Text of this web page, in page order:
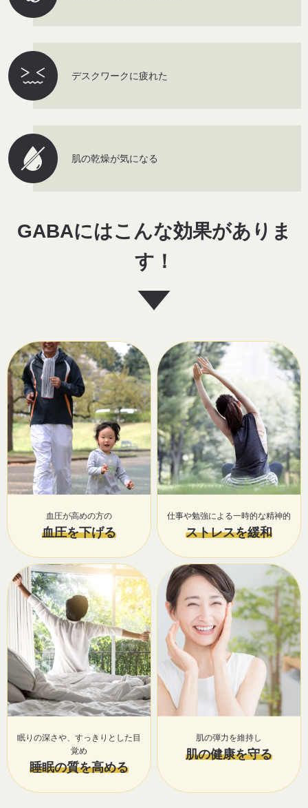
デスクワークに疲れた
肌の乾燥が気になる
GABAにはこんな効果がありま
す！
血圧が高めの方の
血圧を下げる
仕事や勉強による一時的な精神的
ストレスを緩和
眠りの深さや、すっきりとした目
覚め
睡眠の質を高める
肌の弾力を維持し
肌の健康を守る